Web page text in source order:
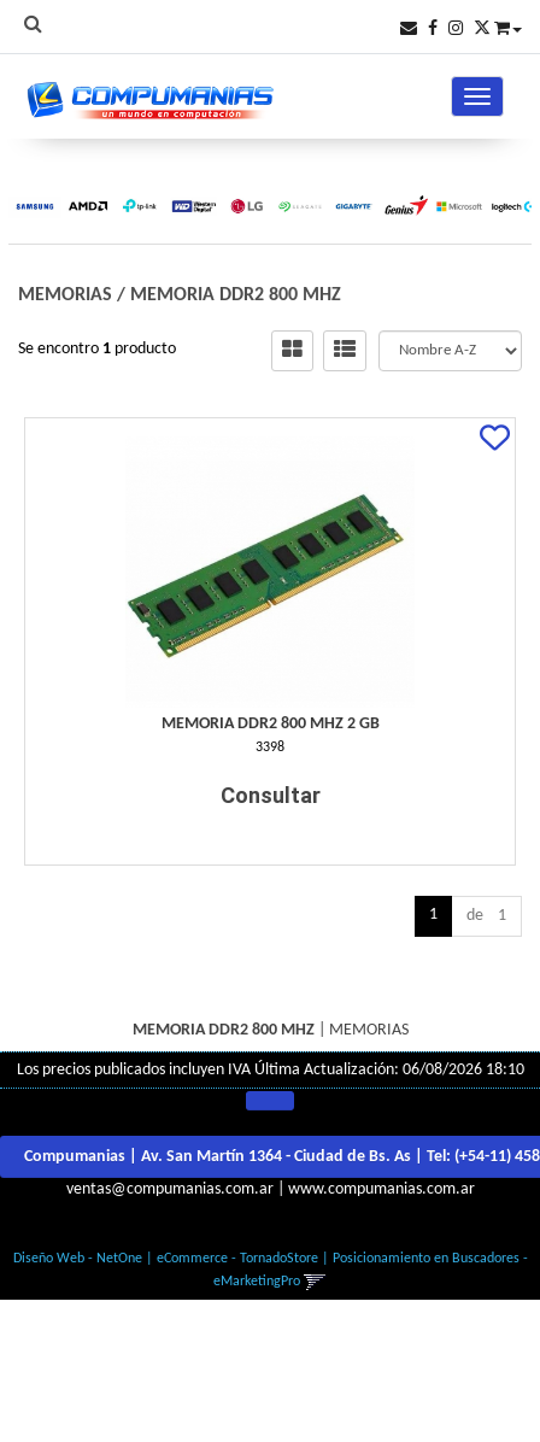
Toggle
MEMORIAS / MEMORIA DDR2 800 MHZ
Se encontro 1 producto
MEMORIA DDR2 800 MHZ 2 GB
3398
Consultar
1 de 1
MEMORIA DDR2 800 MHZ| MEMORIAS
Los precios publicados incluyen IVA Última Actualización: 06/08/2026 18:10
Compumanias | Av. San Martín 1364 - Ciudad de Bs. As | Tel: (+54-11)
ventas@compumanias.com.ar| www.compumanias.com.ar
Diseño Web - NetOne| eCommerce - TornadoStore| Posicionamiento en Buscadores -
eMarketingPro